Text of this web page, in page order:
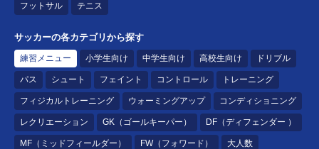
フットサル テニス
サッカーの各カテゴリから探す
練習メニュー 小学生向け 中学生向け 高校生向け ドリブル
パス シュート フェイント コントロール トレーニング
フィジカルトレーニング ウォーミングアップ コンディショニング
レクリエーション GK（ゴールキーパー） DF（ディフェンダー ）
MF（ミッドフィールダー） FW（フォワード） 大人数